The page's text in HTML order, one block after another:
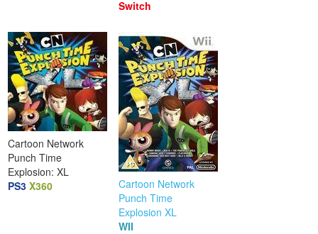
Switch
Cartoon Network
Punch Time
Explosion: XL
PS3 X360
Cartoon Network
Punch Time
Explosion XL
WII